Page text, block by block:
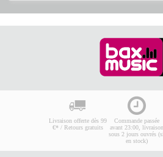
Livraison offerte dès 99
€* / Retours gratuits
Commande passée
avant 23:00, livraison
sous 2 jours ouvrés (si
en stock)